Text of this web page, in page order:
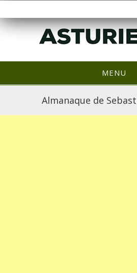
MENU
Almanaque de